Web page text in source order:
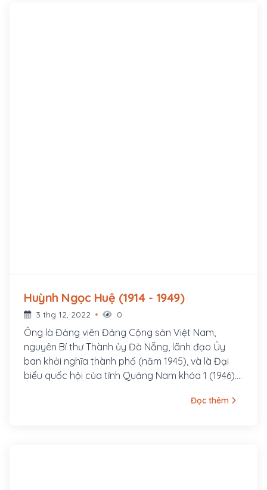
Huỳnh Ngọc Huệ (1914 - 1949)
3 thg 12, 2022 0
Ông là Đảng viên Đảng Cộng sản Việt Nam,
nguyên Bí thư Thành ủy Đà Nẵng, lãnh đạo Ủy
ban khởi nghĩa thành phố (năm 1945), và là Đại
biểu quốc hội của tỉnh Quảng Nam khóa 1 (1946).
lập Tổng Liên đoàn Lao động Việt Nam và là Ủy
Đọc thêm